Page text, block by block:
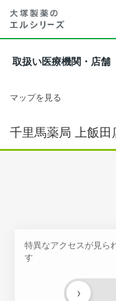
取扱い医療機関・店舗
マップを見る
千里馬薬局 上飯田
特異なアクセスが見ら
す
›